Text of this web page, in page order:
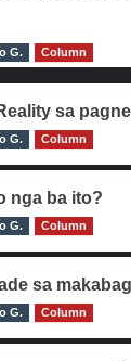
G.
Column
sa
G. Column
nga ba ito?
G. Column
sa
G. Column